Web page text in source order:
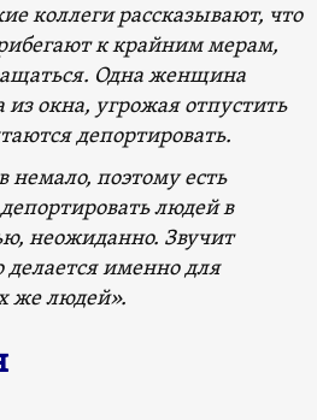
коллеги рассказывают, что
к крайним мерам,
Одна женщина
из окна, угрожая отпустить
депортировать.
немало, поэтому есть
людей в
неожиданно. Звучит
делается именно для
же людей».